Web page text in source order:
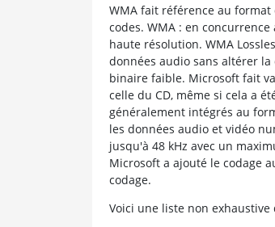
WMA fait référence au
codes. WMA : en
haute résolution. WMA
données audio sans altérer
binaire faible. Microsoft fait
celle du CD, même si cela a
généralement intégrés au
les données audio et vidéo
jusqu'à 48 kHz avec un
Microsoft a ajouté le codage
codage.
Voici une liste non